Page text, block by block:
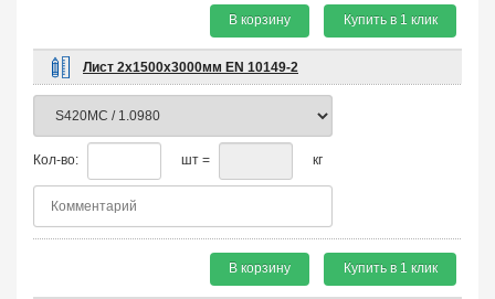
В корзину Купить в 1 клик
Лист 2х1500х3000мм EN 10149-2
Кол-во: шт = кг
В корзину Купить в 1 клик